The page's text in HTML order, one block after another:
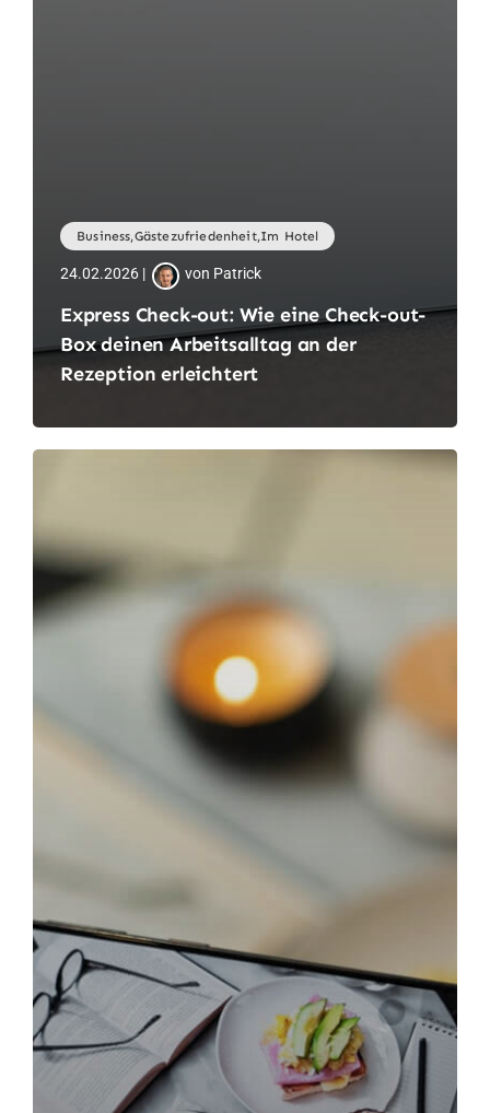
Business,Gästezufriedenheit,Im Hotel
24.02.2026 | von Patrick
Express Check-out: Wie eine Check-out-
Box deinen Arbeitsalltag an der
Rezeption erleichtert